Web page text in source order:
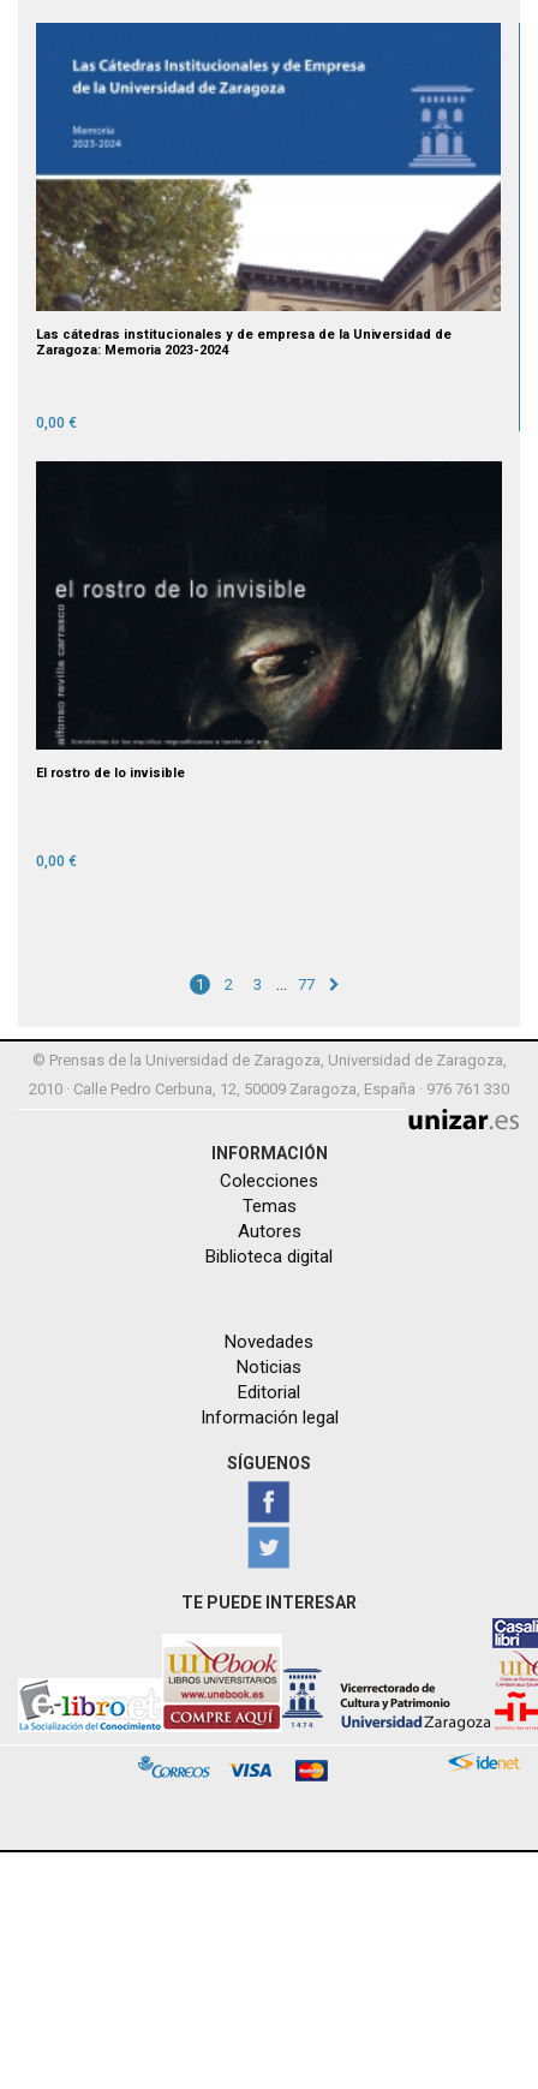
Las cátedras institucionales y de empresa de la Universidad de
Zaragoza: Memoria 2023-2024
0,00 €
El rostro de lo invisible
0,00 €
1 2 3 77
© Prensas de la Universidad de Zaragoza, Universidad de Zaragoza,
2010 · Calle Pedro Cerbuna, 12, 50009 Zaragoza, España · 976 761 330
INFORMACIÓN
Colecciones
Temas
Autores
Biblioteca digital
Novedades
Noticias
Editorial
Información legal
SÍGUENOS
TE PUEDE INTERESAR